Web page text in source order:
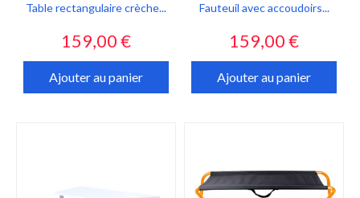
Table rectangulaire crèche...
Prix
159,00 €
Ajouter au panier
Fauteuil avec accoudoirs...
Prix
159,00 €
Ajouter au panier